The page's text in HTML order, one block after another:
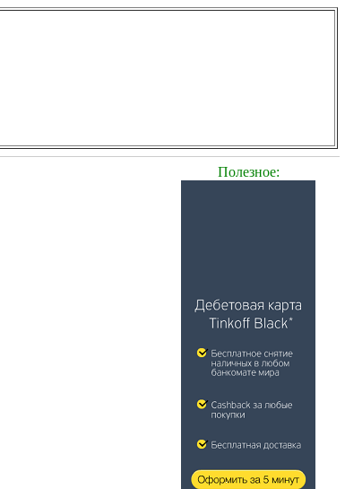
Полезное: